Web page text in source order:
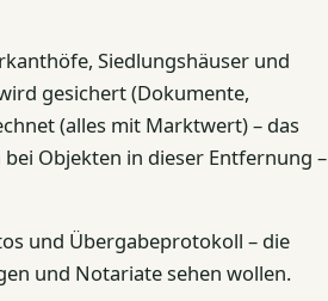
Siedlungshäuser und
gesichert (Dokumente,
(alles mit Marktwert) – das
Objekten in dieser Entfernung –
und Übergabeprotokoll – die
und Notariate sehen wollen.